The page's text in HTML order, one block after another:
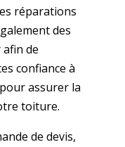
réparations
des
de
confiance à
pour assurer la
toiture.
de devis,